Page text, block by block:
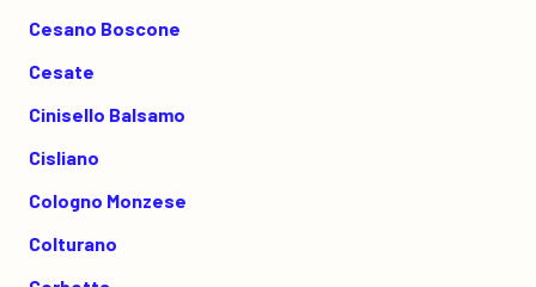
Cesano Boscone
Cesate
Cinisello Balsamo
Cisliano
Cologno Monzese
Colturano